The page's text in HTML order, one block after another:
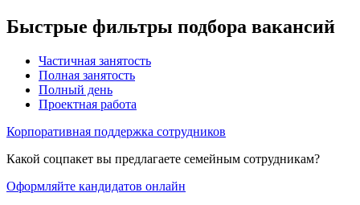
Быстрые фильтры подбора вакансий
Частичная занятость
Полная занятость
Полный день
Проектная работа
Корпоративная поддержка сотрудников
Какой соцпакет вы предлагаете семейным сотрудникам?
Оформляйте кандидатов онлайн